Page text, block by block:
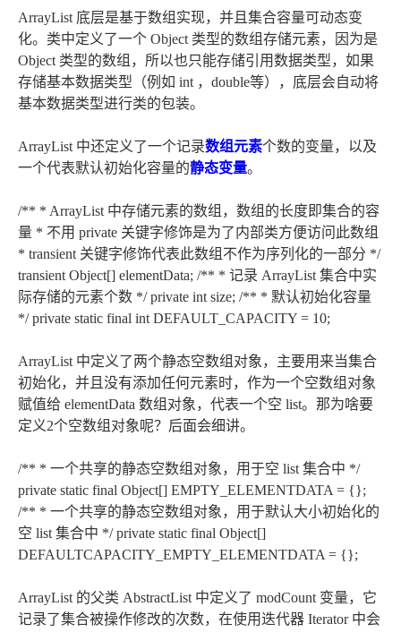
ArrayList 底层是基于数组实现，并且集合容量可动态变
化。类中定义了一个 Object 类型的数组存储元素，因为是
Object 类型的数组，所以也只能存储引用数据类型，如果
存储基本数据类型（例如 int ，double等），底层会自动将
基本数据类型进行类的包装。
ArrayList 中还定义了一个记录数组元素个数的变量，以及
一个代表默认初始化容量的静态变量。
/** * ArrayList 中存储元素的数组，数组的长度即集合的容
量 * 不用 private 关键字修饰是为了内部类方便访问此数组
* transient 关键字修饰代表此数组不作为序列化的一部分 */
transient Object[] elementData; /** * 记录 ArrayList 集合中实
际存储的元素个数 */ private int size; /** * 默认初始化容量
*/ private static final int DEFAULT_CAPACITY = 10;
ArrayList 中定义了两个静态空数组对象，主要用来当集合
初始化，并且没有添加任何元素时，作为一个空数组对象
赋值给 elementData 数组对象，代表一个空 list。那为啥要
定义2个空数组对象呢？后面会细讲。
/** * 一个共享的静态空数组对象，用于空 list 集合中 */
private static final Object[] EMPTY_ELEMENTDATA = {};
/** * 一个共享的静态空数组对象，用于默认大小初始化的
空 list 集合中 */ private static final Object[]
DEFAULTCAPACITY_EMPTY_ELEMENTDATA = {};
ArrayList 的父类 AbstractList 中定义了 modCount 变量，它
记录了集合被操作修改的次数，在使用迭代器 Iterator 中会